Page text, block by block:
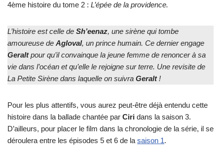
4ème histoire du tome 2 : L’épée de la providence.
L’histoire est celle de Sh’eenaz, une sirène qui tombe
amoureuse de Agloval, un prince humain. Ce dernier engage
Geraltpour qu’il convainque la jeune femme de renoncer à sa
vie dans l’océan et qu’elle le rejoigne sur terre. Une revisite de
La Petite Sirène dans laquelle on suivra Geralt!
Pour les plus attentifs, vous aurez peut-être déjà entendu cette
histoire dans la ballade chantée par Ciri dans la saison 3.
D’ailleurs, pour placer le film dans la chronologie de la série, il se
déroulera entre les épisodes 5 et 6 de lasaison 1.